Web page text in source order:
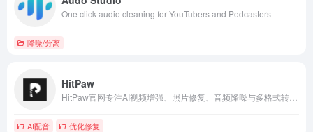
One click audio cleaning for YouTubers and Podcasters
降噪/分离
HitPaw
AI配音 优化修复